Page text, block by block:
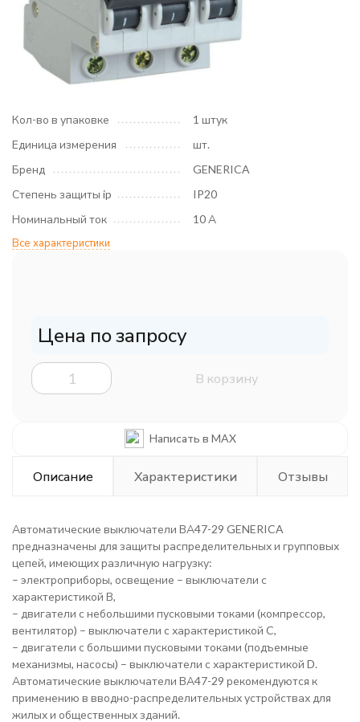
Кол-во в упаковке
1 штук
Единица измерения
шт.
Бренд
GENERICA
Степень защиты ip
IP20
Номинальный ток
10 А
Все характеристики
Цена по запросу
В корзину
Написать в MAX
Описание Характеристики Отзывы
Автоматические выключатели ВА47-29 GENERICA
предназначены для защиты распределительных и групповых
цепей, имеющих различную нагрузку:
– электроприборы, освещение – выключатели с
характеристикой В,
– двигатели с небольшими пусковыми токами (компрессор,
вентилятор) – выключатели с характеристикой C,
– двигатели с большими пусковыми токами (подъемные
механизмы, насосы) – выключатели с характеристикой D.
Автоматические выключатели ВА47-29 рекомендуются к
применению в вводно-распределительных устройствах для
жилых и общественных зданий.